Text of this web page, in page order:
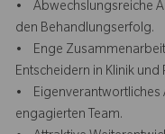
• Abwechslungsreiche
den Behandlungserfolg.
• Enge
Entscheidern in Klinik und
• Eigenverantwortliches
engagierten Team.